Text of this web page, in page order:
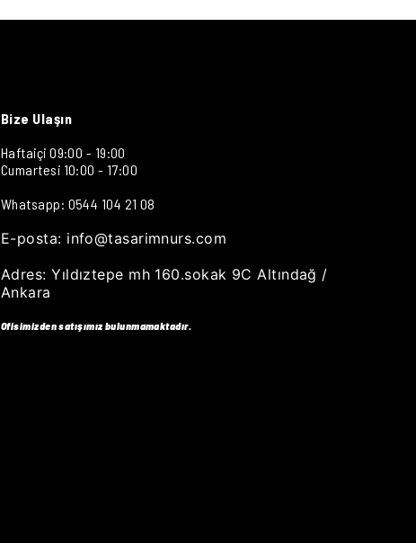
Bize Ulaşın
Haftaiçi 09:00 - 19:00
Cumartesi 10:00 - 17:00
Whatsapp: 0544 104 21 08
E-posta: info@tasarimnurs.com
Adres:Yıldıztepe mh 160.sokak 9C Altındağ /
Ankara
Ofisimizden satışımız bulunmamaktadır.